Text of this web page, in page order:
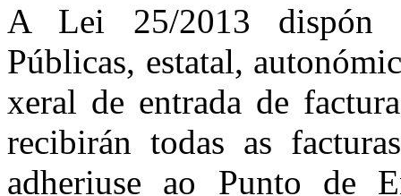
A Lei 25/2013 dispón
Públicas, estatal,
xeral de entrada de
recibirán todas as
adheriuse ao Punto de